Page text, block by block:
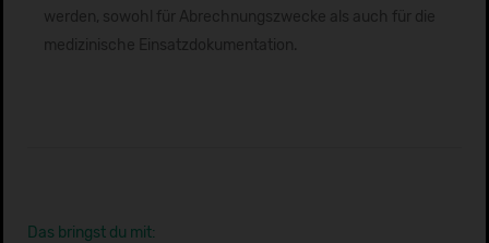
werden, sowohl für Abrechnungszwecke als auch für die
medizinische Einsatzdokumentation.
Das bringst du mit: